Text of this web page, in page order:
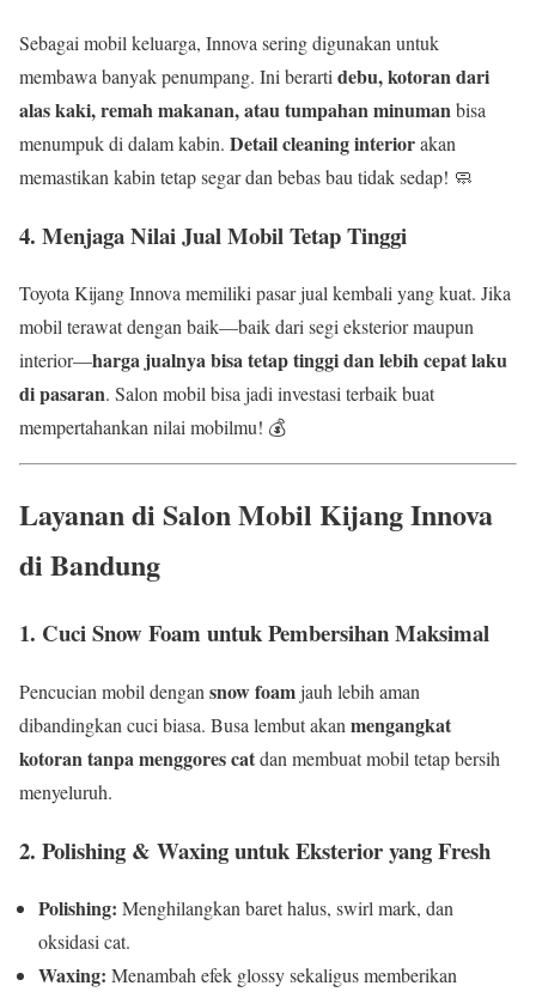
Sebagai mobil keluarga, Innova sering digunakan untuk
membawa banyak penumpang. Ini berarti debu, kotoran dari
alas kaki, remah makanan, atau tumpahan minumanbisa
menumpuk di dalam kabin. Detail cleaning interiorakan
memastikan kabin tetap segar dan bebas bau tidak sedap! 🧼
4. Menjaga Nilai Jual Mobil Tetap Tinggi
Toyota Kijang Innova memiliki pasar jual kembali yang kuat. Jika
mobil terawat dengan baik—baik dari segi eksterior maupun
interior—harga jualnya bisa tetap tinggi dan lebih cepat laku
di pasaran. Salon mobil bisa jadi investasi terbaik buat
mempertahankan nilai mobilmu! 💰
Layanan di Salon Mobil Kijang Innova
di Bandung
1. Cuci Snow Foam untuk Pembersihan Maksimal
Pencucian mobil dengan snow foamjauh lebih aman
dibandingkan cuci biasa. Busa lembut akan mengangkat
kotoran tanpa menggores catdan membuat mobil tetap bersih
menyeluruh.
2. Polishing & Waxing untuk Eksterior yang Fresh
Polishing: Menghilangkan baret halus, swirl mark, dan
oksidasi cat.
Waxing: Menambah efek glossy sekaligus memberikan